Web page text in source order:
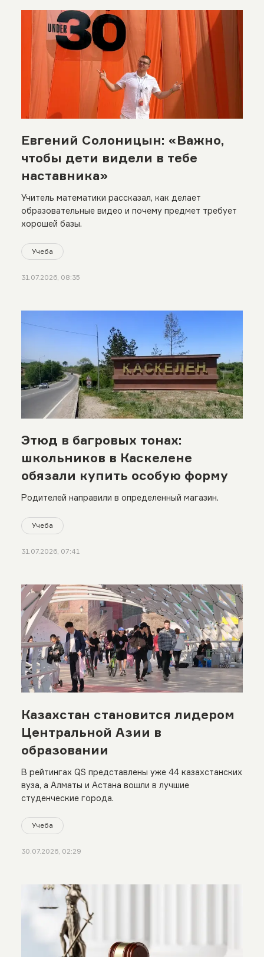
Евгений Солоницын: «Важно,
чтобы дети видели в тебе
наставника»
Учитель математики рассказал, как делает
образовательные видео и почему предмет требует
хорошей базы.
Учеба
31.07.2026, 08:35
Этюд в багровых тонах:
школьников в Каскелене
обязали купить особую форму
Родителей направили в определенный магазин.
Учеба
31.07.2026, 07:41
Казахстан становится лидером
Центральной Азии в
образовании
В рейтингах QS представлены уже 44 казахстанских
вуза, а Алматы и Астана вошли в лучшие
студенческие города.
Учеба
30.07.2026, 02:29